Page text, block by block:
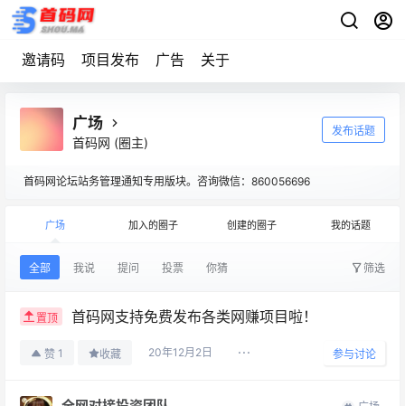
邀请码 项目发布 广告 关于
广场
首码网 (圈主)
发布话题
首码网论坛站务管理通知专用版块。咨询微信：860056696
广场 加入的圈子 创建的圈子 我的话题
全部 我说 提问 投票 你猜 筛选
置顶 首码网支持免费发布各类网赚项目啦！
赞 1 收藏 20年12月2日 参与讨论